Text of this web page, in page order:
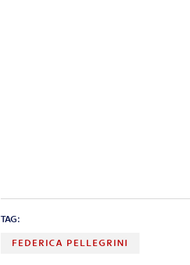
TAG:
FEDERICA PELLEGRINI